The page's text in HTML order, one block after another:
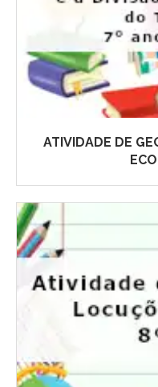
ATIVIDADE DE